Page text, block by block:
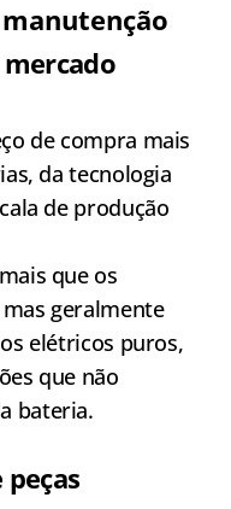
de compra mais
da tecnologia
de produção
que os
geralmente
elétricos puros,
que não
bateria.